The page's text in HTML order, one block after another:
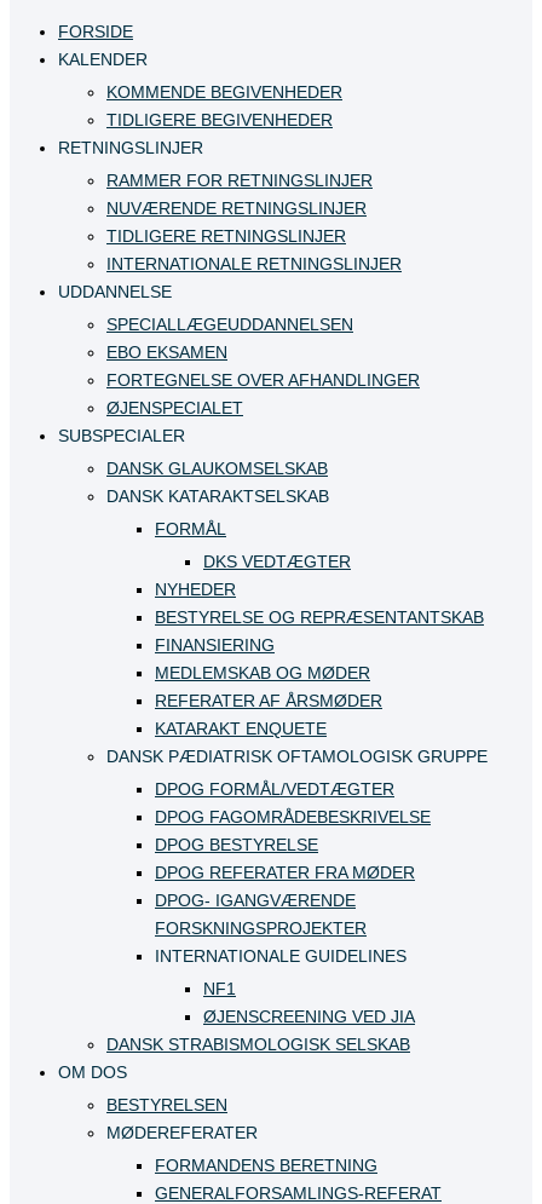
FORSIDE
KALENDER
KOMMENDE BEGIVENHEDER
TIDLIGERE BEGIVENHEDER
RETNINGSLINJER
RAMMER FOR RETNINGSLINJER
NUVÆRENDE RETNINGSLINJER
TIDLIGERE RETNINGSLINJER
INTERNATIONALE RETNINGSLINJER
UDDANNELSE
SPECIALLÆGEUDDANNELSEN
EBO EKSAMEN
FORTEGNELSE OVER AFHANDLINGER
ØJENSPECIALET
SUBSPECIALER
DANSK GLAUKOMSELSKAB
DANSK KATARAKTSELSKAB
FORMÅL
DKS VEDTÆGTER
NYHEDER
BESTYRELSE OG REPRÆSENTANTSKAB
FINANSIERING
MEDLEMSKAB OG MØDER
REFERATER AF ÅRSMØDER
KATARAKT ENQUETE
DANSK PÆDIATRISK OFTAMOLOGISK GRUPPE
DPOG FORMÅL/VEDTÆGTER
DPOG FAGOMRÅDEBESKRIVELSE
DPOG BESTYRELSE
DPOG REFERATER FRA MØDER
DPOG- IGANGVÆRENDE
FORSKNINGSPROJEKTER
INTERNATIONALE GUIDELINES
NF1
ØJENSCREENING VED JIA
DANSK STRABISMOLOGISK SELSKAB
OM DOS
BESTYRELSEN
MØDEREFERATER
FORMANDENS BERETNING
GENERALFORSAMLINGS-REFERAT